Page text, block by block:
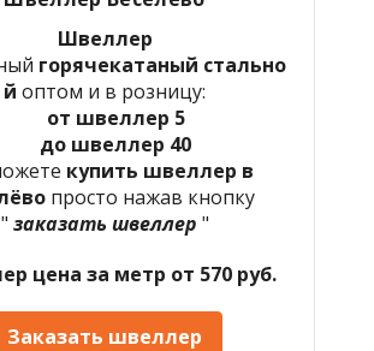
Швеллер
горячекатаный стально
й оптом и в розницу:
от швеллер 5
до швеллер 40
купить швеллер в
просто нажав кнопку
" заказать швеллер "
цена за метр от 570 руб.
Заказать швеллер